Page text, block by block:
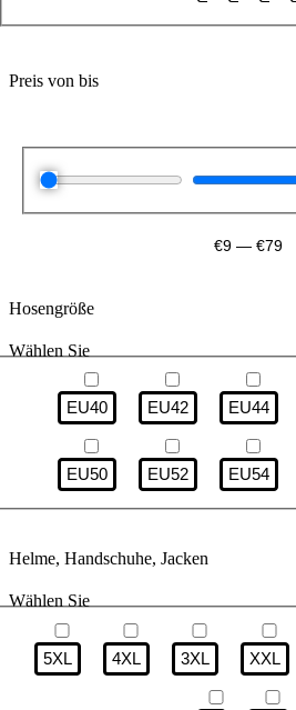
Preis von bis
€9 — €79
Hosengröße
Wählen Sie
EU40 EU42 EU44
EU50 EU52 EU54
Helme, Handschuhe, Jacken
Wählen Sie
5XL 4XL 3XL XXL